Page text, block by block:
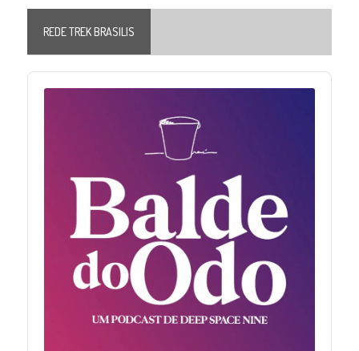
REDE TREK BRASILIS
Audio
Player